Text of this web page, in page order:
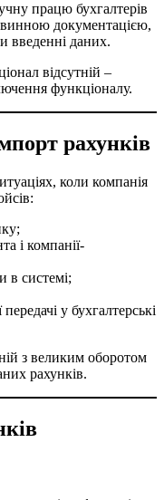
працю бухгалтерів
документацією,
введенні даних.
відсутній –
функціоналу.
рахунків
коли компанія
і компанії-
в системі;
у бухгалтерські
з великим оборотом
рахунків.